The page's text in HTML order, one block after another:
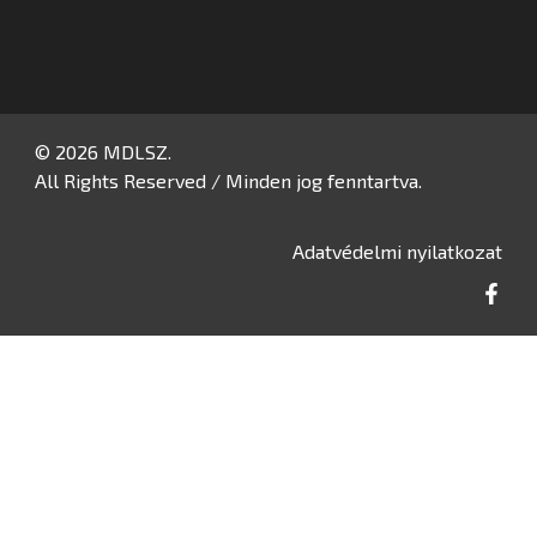
© 2026 MDLSZ.
All Rights Reserved / Minden jog fenntartva.
Adatvédelmi nyilatkozat